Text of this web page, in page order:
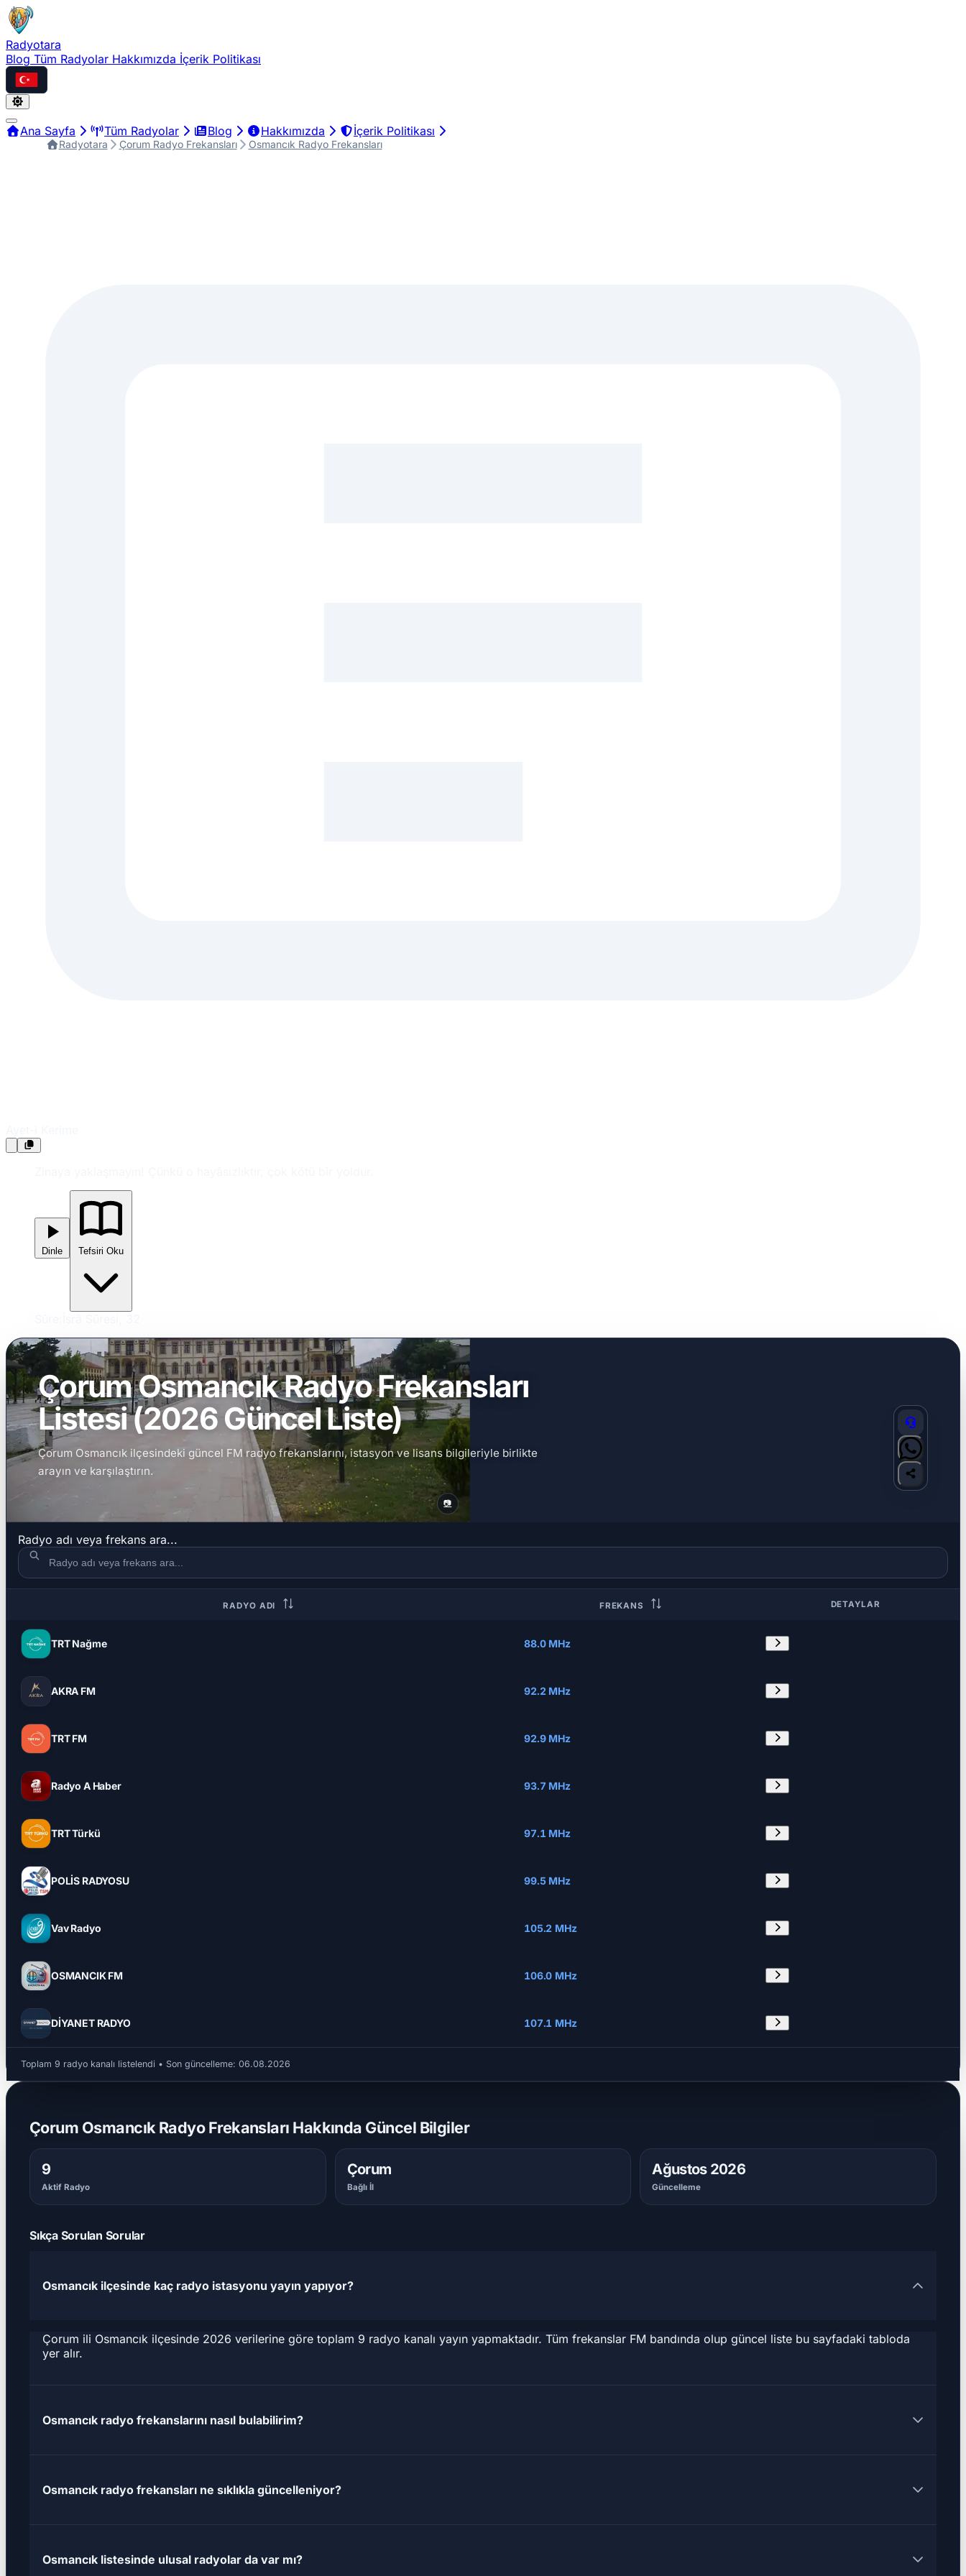
Radyotara
Blog Tüm Radyolar Hakkımızda İçerik Politikası
Türkçe
Ana Sayfa Tüm Radyolar Blog Hakkımızda İçerik Politikası
Radyotara Çorum Radyo Frekansları Osmancık Radyo Frekansları
Dinle
📷
Çorum Osmancık Radyo Frekansları
Listesi (2026 Güncel Liste)
Çorum Osmancık ilçesindeki güncel FM radyo frekanslarını, istasyon ve lisans bilgileriyle birlikte
arayın ve karşılaştırın.
Radyo adı veya frekans ara...
RADYO ADI FREKANS DETAYLAR
TRT Nağme 88.0 MHz
AKRA FM 92.2 MHz
TRT FM 92.9 MHz
Radyo A Haber 93.7 MHz
TRT Türkü 97.1 MHz
POLİS RADYOSU 99.5 MHz
Vav Radyo 105.2 MHz
OSMANCIK FM 106.0 MHz
DİYANET RADYO 107.1 MHz
Toplam 9 radyo kanalı listelendi • Son güncelleme: 06.08.2026
Çorum Osmancık Radyo Frekansları Hakkında Güncel Bilgiler
9
Aktif Radyo
Çorum
Bağlı İl
Ağustos 2026
Güncelleme
Sıkça Sorulan Sorular
Osmancık ilçesinde kaç radyo istasyonu yayın yapıyor?
Çorum ili Osmancık ilçesinde 2026 verilerine göre toplam 9 radyo kanalı yayın yapmaktadır. Tüm frekanslar FM bandında olup güncel liste bu sayfadaki tabloda
yer alır.
Osmancık radyo frekanslarını nasıl bulabilirim?
Osmancık radyo frekansları ne sıklıkla güncelleniyor?
Osmancık listesinde ulusal radyolar da var mı?